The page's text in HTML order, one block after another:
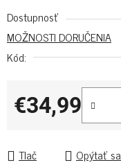
Dostupnosť
MOŽNOSTI DORUČENIA
Kód:
€34,99
Jednotková cena:
Tlač Opýtať sa